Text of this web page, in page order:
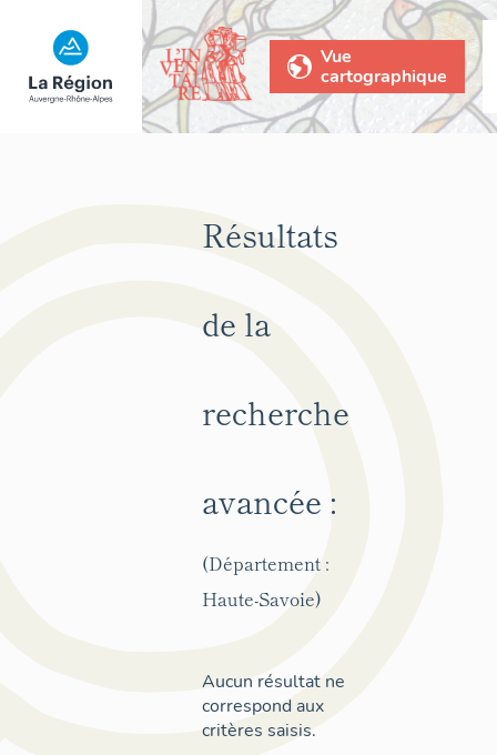
Vue
cartographique
Résultats
de la
recherche
avancée :
(Département :
Haute-Savoie)
Aucun résultat ne
correspond aux
critères saisis.